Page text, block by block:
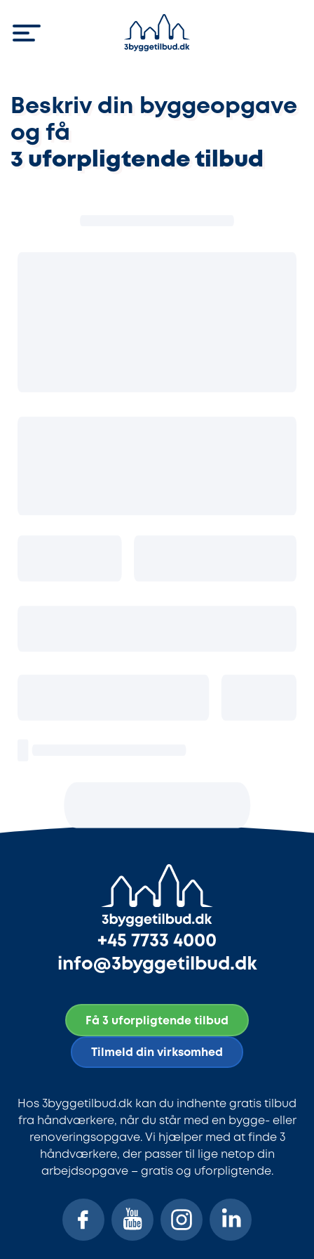
Beskriv din byggeopgave
og få
3 uforpligtende tilbud
+45 7733 4000
info@3byggetilbud.dk
Få 3 uforpligtende tilbud
Tilmeld din virksomhed
Hos 3byggetilbud.dk kan du indhente gratis tilbud
fra håndværkere, når du står med en bygge- eller
renoveringsopgave. Vi hjælper med at finde 3
håndværkere, der passer til lige netop din
arbejdsopgave – gratis og uforpligtende.